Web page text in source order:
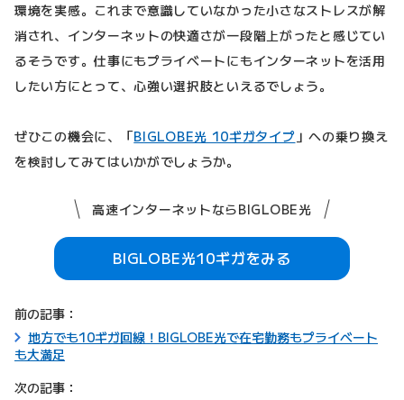
環境を実感。これまで意識していなかった小さなストレスが解
消され、インターネットの快適さが一段階上がったと感じてい
るそうです。仕事にもプライベートにもインターネットを活用
したい方にとって、心強い選択肢といえるでしょう。
ぜひこの機会に、「BIGLOBE光 10ギガタイプ 」への乗り換え
を検討してみてはいかがでしょうか。
高速インターネットならBIGLOBE光
BIGLOBE光10ギガをみる
前の記事：
地方でも10ギガ回線！BIGLOBE光で在宅勤務もプライベート
も大満足
次の記事：